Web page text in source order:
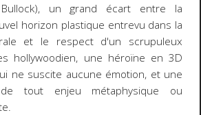
Bullock), un grand écart entre la
horizon plastique entrevu dans la
et le respect d'un scrupuleux
hollywoodien, une héroïne en 3D
ne suscite aucune émotion, et une
tout enjeu métaphysique ou